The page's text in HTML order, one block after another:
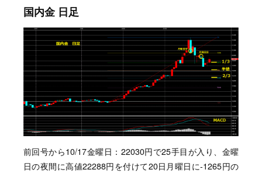
国内金 日足
前回号から10/17金曜日：22030円で25手目が入り、金曜
日の夜間に高値22288円を付けて20日月曜日に-1265円の